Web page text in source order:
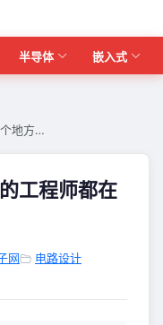
半导体 嵌入式
地方…
工程师都在
网
电路设计